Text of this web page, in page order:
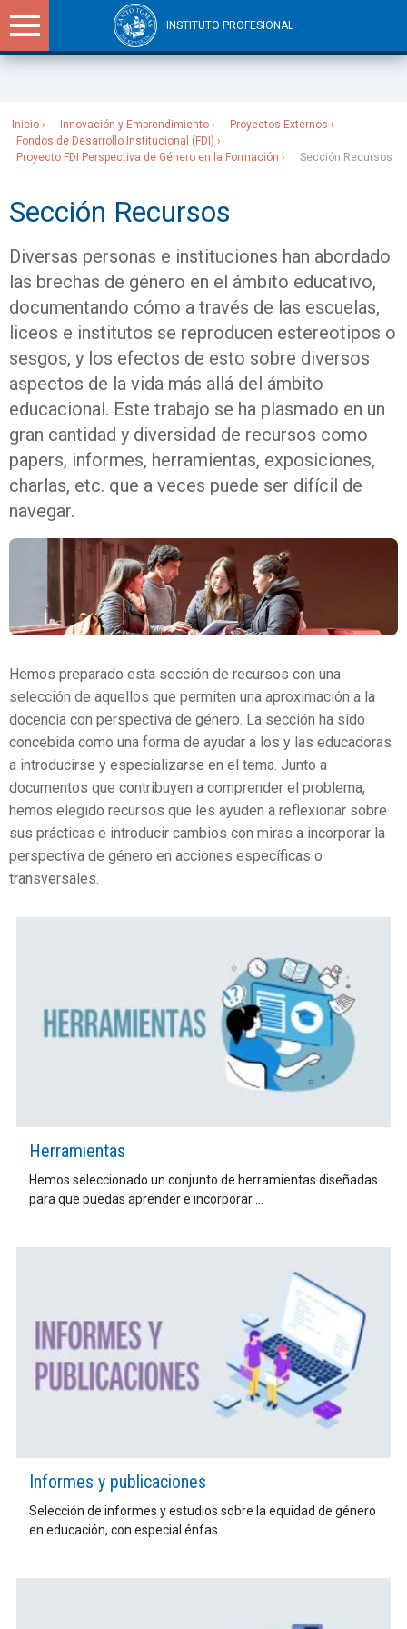
INSTITUTO PROFESIONAL
Inicio Innovación y Emprendimiento
Proyectos Externos
Fondos de Desarrollo Institucional (FDI)
Proyecto FDI Perspectiva de Género en la Formación
Sección Recursos
Sección Recursos
Diversas personas e instituciones han abordado
las brechas de género en el ámbito educativo,
documentando cómo a través de las escuelas,
liceos e institutos se reproducen estereotipos o
sesgos, y los efectos de esto sobre diversos
aspectos de la vida más allá del ámbito
educacional. Este trabajo se ha plasmado en un
gran cantidad y diversidad de recursos como
papers, informes, herramientas, exposiciones,
charlas, etc. que a veces puede ser difícil de
navegar.
Hemos preparado esta sección de recursos con una
selección de aquellos que permiten una aproximación a la
docencia con perspectiva de género. La sección ha sido
concebida como una forma de ayudar a los y las educadoras
a introducirse y especializarse en el tema. Junto a
documentos que contribuyen a comprender el problema,
hemos elegido recursos que les ayuden a reflexionar sobre
sus prácticas e introducir cambios con miras a incorporar la
perspectiva de género en acciones específicas o
transversales.
Herramientas
Hemos seleccionado un conjunto de herramientas diseñadas
para que puedas aprender e incorporar ...
Informes y publicaciones
Selección de informes y estudios sobre la equidad de género
en educación, con especial énfas ...